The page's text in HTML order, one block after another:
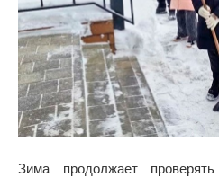
Зима продолжает